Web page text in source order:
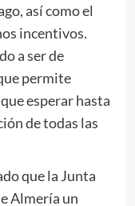
así como el
incentivos.
a ser de
permite
esperar hasta
de todas las
que la Junta
Almería un